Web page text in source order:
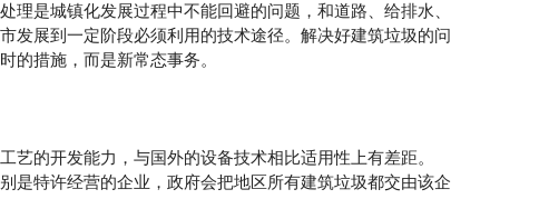
是城镇化发展过程中不能回避的问题，和道路、给排水、
发展到一定阶段必须利用的技术途径。解决好建筑垃圾的问
的措施，而是新常态事务。
的开发能力，与国外的设备技术相比适用性上有差距。
特许经营的企业，政府会把地区所有建筑垃圾都交由该企